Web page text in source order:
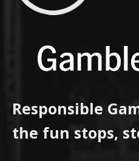
Responsible
the fun stops,